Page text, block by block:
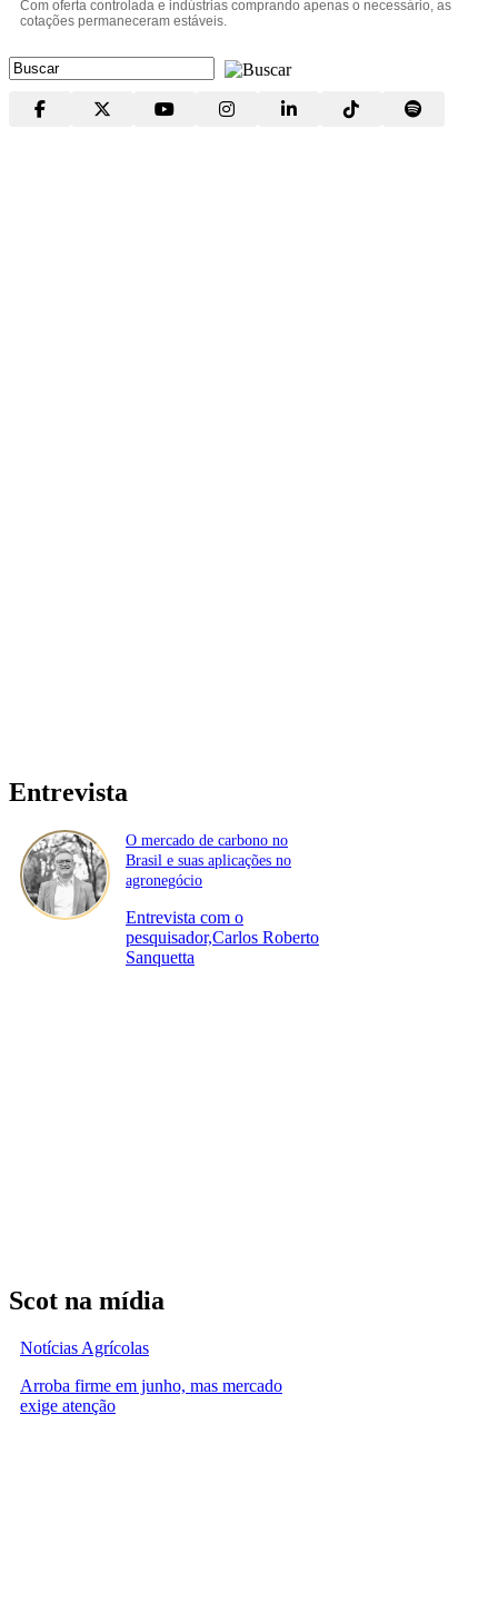
Com oferta controlada e indústrias comprando apenas o necessário, as
cotações permaneceram estáveis.
Entrevista
O mercado de carbono no
Brasil e suas aplicações no
agronegócio
Entrevista com o
pesquisador,Carlos Roberto
Sanquetta
Scot na mídia
Notícias Agrícolas
Arroba firme em junho, mas mercado
exige atenção